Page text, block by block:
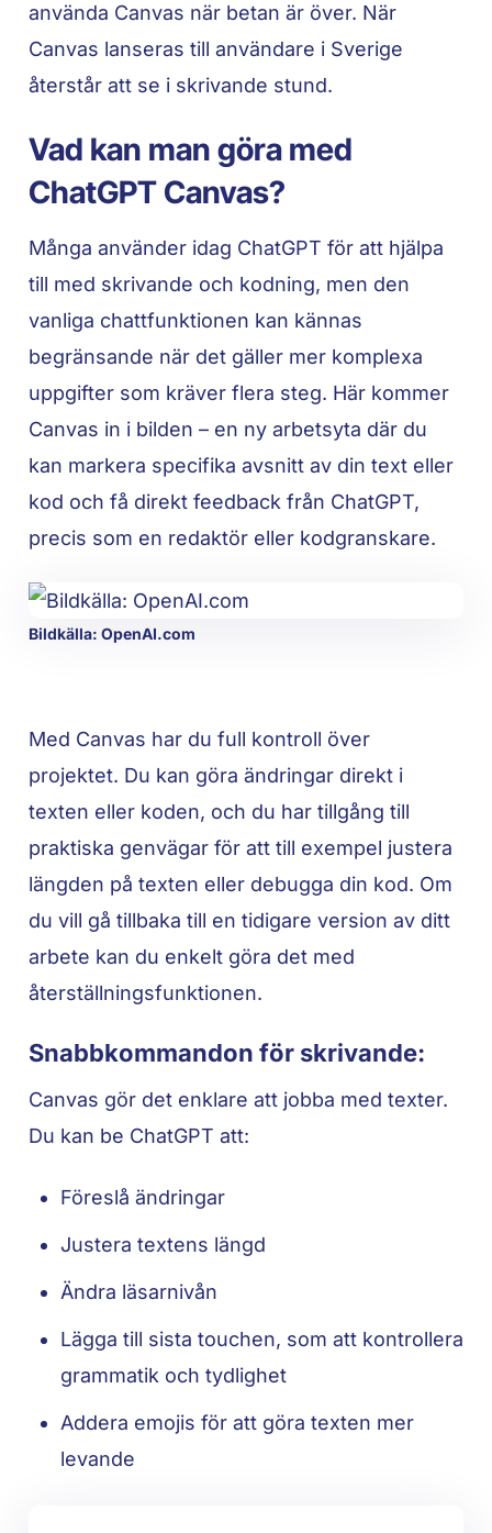
använda Canvas när betan är över. När
Canvas lanseras till användare i Sverige
återstår att se i skrivande stund.
Vad kan man göra med
ChatGPT Canvas?
Många använder idag ChatGPT för att hjälpa
till med skrivande och kodning, men den
vanliga chattfunktionen kan kännas
begränsande när det gäller mer komplexa
uppgifter som kräver flera steg. Här kommer
Canvas in i bilden – en ny arbetsyta där du
kan markera specifika avsnitt av din text eller
kod och få direkt feedback från ChatGPT,
precis som en redaktör eller kodgranskare.
Bildkälla: OpenAI.com
Med Canvas har du full kontroll över
projektet. Du kan göra ändringar direkt i
texten eller koden, och du har tillgång till
praktiska genvägar för att till exempel justera
längden på texten eller debugga din kod. Om
du vill gå tillbaka till en tidigare version av ditt
arbete kan du enkelt göra det med
återställningsfunktionen.
Snabbkommandon för skrivande:
Canvas gör det enklare att jobba med texter.
Du kan be ChatGPT att:
Föreslå ändringar
Justera textens längd
Ändra läsarnivån
Lägga till sista touchen, som att kontrollera
grammatik och tydlighet
Addera emojis för att göra texten mer
levande